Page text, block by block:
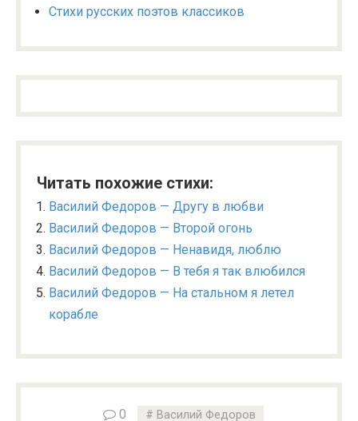
Стихи русских поэтов классиков
Читать похожие стихи:
Василий Федоров — Другу в любви
Василий Федоров — Второй огонь
Василий Федоров — Ненавидя, люблю
Василий Федоров — В тебя я так влюбился
Василий Федоров — На стальном я летел
корабле
0 Василий Федоров